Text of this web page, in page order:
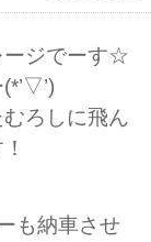
ージでーす☆
ろしに飛ん
も納車させ